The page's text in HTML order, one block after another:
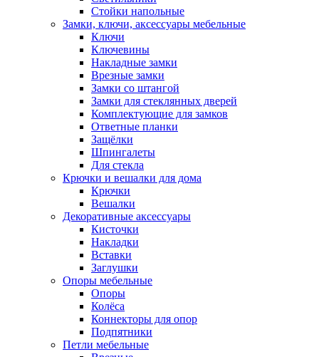
Стойки напольные
Замки, ключи, аксессуары мебельные
Ключи
Ключевины
Накладные замки
Врезные замки
Замки со штангой
Замки для стеклянных дверей
Комплектующие для замков
Ответные планки
Защёлки
Шпингалеты
Для стекла
Крючки и вешалки для дома
Крючки
Вешалки
Декоративные аксессуары
Кисточки
Накладки
Вставки
Заглушки
Опоры мебельные
Опоры
Колёса
Коннекторы для опор
Подпятники
Петли мебельные